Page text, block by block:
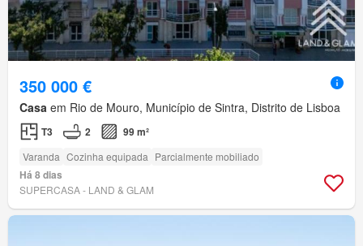
350 000 €
Casa em Rio de Mouro, Município de Sintra, Distrito de Lisboa
T3 2 99 m²
Varanda Cozinha equipada Parcialmente mobiliado
Há 8 dias
SUPERCASA - LAND & GLAM